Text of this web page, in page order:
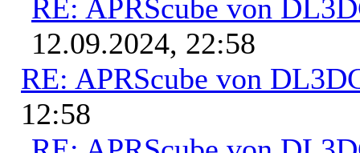
RE: APRScube von
12.09.2024, 22:58
RE: APRScube von
12:58